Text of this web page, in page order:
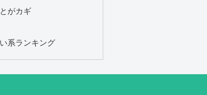
がカギ
系ランキング